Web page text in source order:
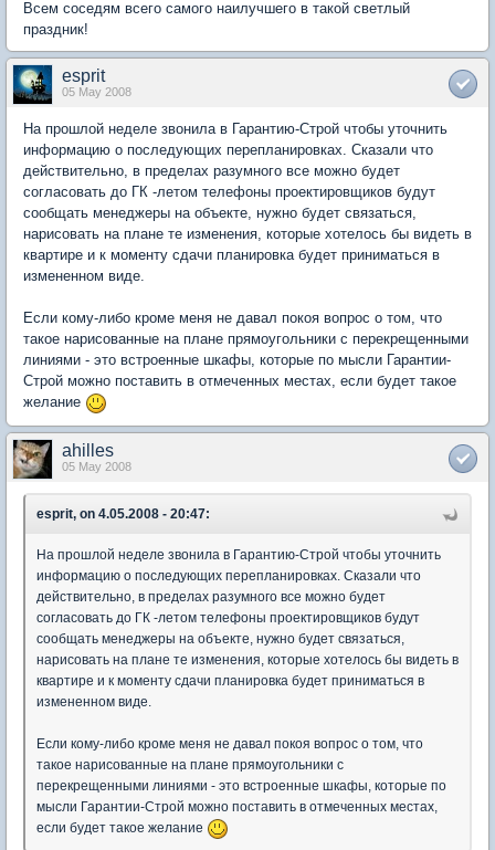
Всем соседям всего самого наилучшего в такой светлый
праздник!
esprit
05 May 2008
На прошлой неделе звонила в Гарантию-Строй чтобы уточнить
информацию о последующих перепланировках. Сказали что
действительно, в пределах разумного все можно будет
согласовать до ГК -летом телефоны проектировщиков будут
сообщать менеджеры на объекте, нужно будет связаться,
нарисовать на плане те изменения, которые хотелось бы видеть в
квартире и к моменту сдачи планировка будет приниматься в
измененном виде.
Если кому-либо кроме меня не давал покоя вопрос о том, что
такое нарисованные на плане прямоугольники с перекрещенными
линиями - это встроенные шкафы, которые по мысли Гарантии-
Строй можно поставить в отмеченных местах, если будет такое
желание
ahilles
05 May 2008
esprit, on 4.05.2008 - 20:47:
На прошлой неделе звонила в Гарантию-Строй чтобы уточнить
информацию о последующих перепланировках. Сказали что
действительно, в пределах разумного все можно будет
согласовать до ГК -летом телефоны проектировщиков будут
сообщать менеджеры на объекте, нужно будет связаться,
нарисовать на плане те изменения, которые хотелось бы видеть в
квартире и к моменту сдачи планировка будет приниматься в
измененном виде.
Если кому-либо кроме меня не давал покоя вопрос о том, что
такое нарисованные на плане прямоугольники с
перекрещенными линиями - это встроенные шкафы, которые по
мысли Гарантии-Строй можно поставить в отмеченных местах,
если будет такое желание